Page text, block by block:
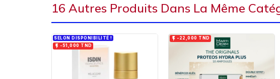
16 Autres Produits Dans La Même
SELON DISPONIBILITÉ !
 -51,000 TND
 -22,000 TND